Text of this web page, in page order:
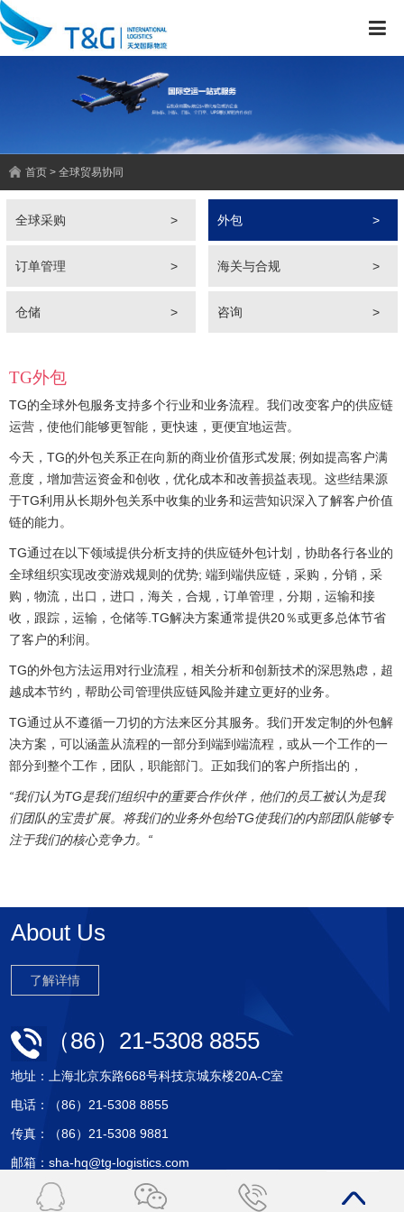
首页 > 全球贸易协同
>
全球采购 >
外包
>
订单管理 >
海关与合规
>
仓储 >
咨询
TG外包
TG的全球外包服务支持多个行业和业务流程。 我们改变客户的供应链
运营，使他们能够更智能，更快速，更便宜地运营。
今天，TG的外包关系正在向新的商业价值形式发展; 例如提高客户满
意度，增加营运资金和创收，优化成本和改善损益表现。 这些结果源
于TG利用从长期外包关系中收集的业务和运营知识深入了解客户价值
链的能力。
TG通过在以下领域提供分析支持的供应链外包计划，协助各行各业的
全球组织实现改变游戏规则的优势; 端到端供应链，采购，分销，采
购，物流，出口，进口，海关，合规，订单管理，分期，运输和接
收，跟踪，运输，仓储等.TG解决方案通常提供20％或更多总体节省
了客户的利润。
TG的外包方法运用对行业流程，相关分析和创新技术的深思熟虑，超
越成本节约，帮助公司管理供应链风险并建立更好的业务。
TG通过从不遵循一刀切的方法来区分其服务。 我们开发定制的外包解
决方案，可以涵盖从流程的一部分到端到端流程，或从一个工作的一
部分到整个工作，团队，职能部门。 正如我们的客户所指出的，
“我们认为TG是我们组织中的重要合作伙伴，他们的员工被认为是我
们团队的宝贵扩展。 将我们的业务外包给TG使我们的内部团队能够专
注于我们的核心竞争力。“
About Us
了解详情
（86）21-5308 8855
地址：上海北京东路668号科技京城东楼20A-C室
电话：（86）21-5308 8855
传真：（86）21-5308 9881
邮箱：sha-hq@tg-logistics.com
Copyright © 2017 上海天戈国际物流有限公司